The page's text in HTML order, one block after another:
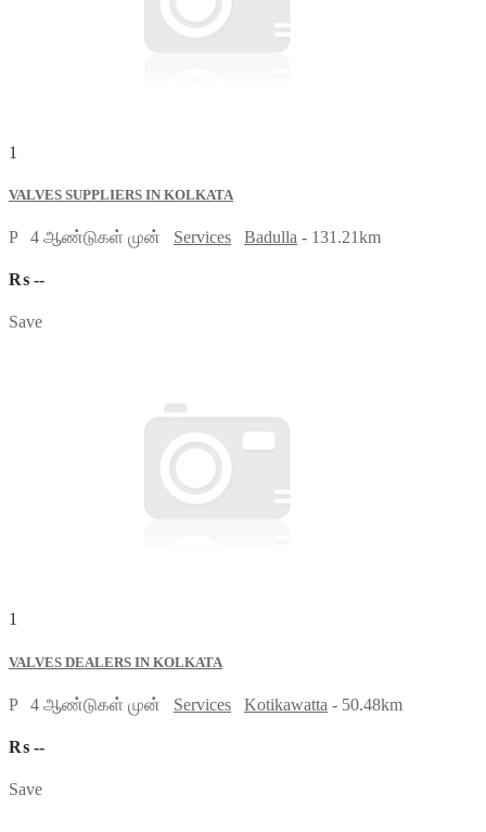
1
VALVES SUPPLIERS IN KOLKATA
P 4 ஆண்டுகள் முன் Services Badulla - 131.21km
₨ --
Save
1
VALVES DEALERS IN KOLKATA
P 4 ஆண்டுகள் முன் Services Kotikawatta - 50.48km
₨ --
Save